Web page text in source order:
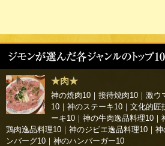
★肉★
神の焼肉10 ｜ 接待焼肉10 ｜ 激ウ
10 ｜ 神のステーキ10 ｜ 文化的匠
ーキ10 ｜ 神の牛肉逸品料理10 ｜
鶏肉逸品料理10 ｜ 神のジビエ逸品料理10 ｜ 神
ンバーグ10 ｜ 神のハンバーガー10